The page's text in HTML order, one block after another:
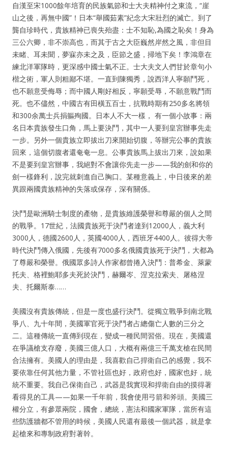
自漢至宋1000餘年培育的民族氣節和士大夫精神付之東流，“崖
山之後，再無中國”！日本“舉國茹素”紀念大宋壯烈的滅亡。到了
龔自珍時代，貴族精神已喪失殆盡：士不知恥,為國之恥矣！身為
三公六卿，非不崇高也，而其于古之大臣巍然岸然之風，非但目
未睹、耳未聞，夢寐亦未之及，臣節之盛，掃地下矣！李鴻章在
練北洋軍隊時，更深感中國士氣不正。士大夫文人們甘於章句小
楷之術，軍人則粗鄙不堪。一直到陳獨秀，說西洋人寧願鬥死，
也不願意受侮辱；而中國人剛好相反，寧願受辱，不願意戰鬥而
死。也不儘然，中國古有田橫五百士，抗戰時期有250多名將領
和300余萬士兵捐軀殉國。日本人不大一樣， 有一個小故事：兩
名日本貴族發生口角，馬上要決鬥，其中一人要到皇宮辦事先走
一步。另外一個貴族立即拔出刀來開始切腹，等辦完公事的貴族
回來，這個切腹者還奄奄一息。公事貴族馬上拔出刀來，說如果
不是要到皇宮辦事，我絕對不會讓你先走一步——我的劍和你的
劍一樣鋒利，說完就刺進自己胸口。某種意義上，中日後來的差
異跟兩國貴族精神的失落或保存，深有關係。
決鬥是歐洲騎士制度的產物，是貴族維護榮譽和尊嚴的個人之間
的戰爭。17世紀，法國貴族死于決鬥者達到12000人，義大利
3000人，德國2600人，英國4000人，西班牙4400人。彼得大帝
時代決鬥傳入俄國，先後有7000多名俄國貴族死于決鬥，大都為
了尊嚴和榮譽。俄國眾多詩人作家都曾捲入決鬥：普希金、萊蒙
托夫、格裡鮑耶多夫死於決鬥，赫爾岑、涅克拉索夫、屠格涅
夫、托爾斯泰……
美國沒有貴族傳統，但是一度也盛行決鬥。從獨立戰爭到南北戰
爭八、九十年間，美國軍官死于決鬥者占總傷亡人數的三分之
二。這種傳統一直傳到現在，變成一種民間習俗。現在，美國還
在爭議槍支存廢，美國三億人口，大概有兩億三千萬支槍在民間
合法擁有。美國人的理由是，我喜歡自己捍衛自己的感覺，我不
要依靠任何其他力量，不管社區也好，政府也好，國家也好，統
統不重要。我自己保衛自己，武器是我實現和捍衛自由的摸得著
看得見的工具——如果一千年前，我會使用弓箭和斧頭。美國三
權分立，有參眾兩院，國會，總統，憲法和國家軍隊，當所有這
些防護牆都不管用的時候，美國人民還有最後一個武器，就是拿
起槍來和專制政府對著幹。